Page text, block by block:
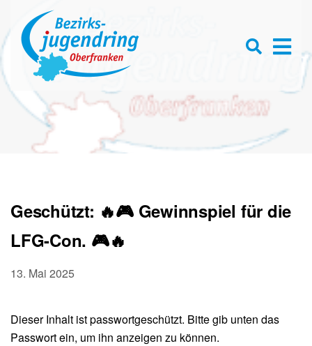
×
Open
box
Geschützt: 🔥🎮 Gewinnspiel für die
LFG-Con. 🎮🔥
13. Mai 2025
Dieser Inhalt ist passwortgeschützt. Bitte gib unten das
Passwort ein, um ihn anzeigen zu können.